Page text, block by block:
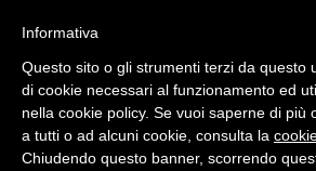
Informativa
Questo sito o gli strumenti terzi da questo
di cookie necessari al funzionamento ed
nella cookie policy. Se vuoi saperne di più
a tutti o ad alcuni cookie, consulta la
Chiudendo questo banner, scorrendo